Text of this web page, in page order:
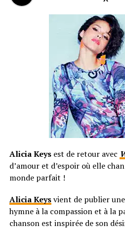
Alicia Keysest de retour avec
d’amour et d’espoir où elle
monde parfait !
Alicia Keysvient de publier
hymne à la compassion et à la
chanson est inspirée de son